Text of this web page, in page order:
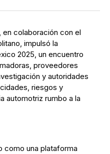
Email
en colaboración con el
impulsó la
2025, un encuentro
proveedores
y autoridades
riesgos y
automotriz rumbo a la
como una plataforma